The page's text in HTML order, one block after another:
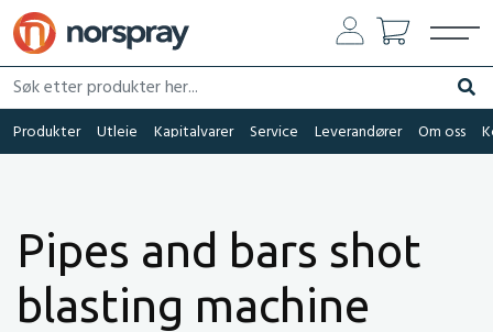
Søk etter produkter her...
Søk
Produkter Utleie Kapitalvarer Service Leverandører Om oss
Pipes and bars shot
blasting machine